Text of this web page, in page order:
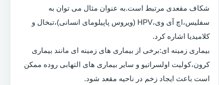
شکاف مقعدی مرتبط است.به عنوان مثال می توان به
سفلیس،اچ آی وی،HPV (ویروس پاپیلومای انسانی)،تبخال و
کلامیدیا اشاره کرد.
بیماری زمینه ای:برخی از بیماری های زمینه ای مانند بیماری
کرون،کولیت اولسراتیو و سایر بیماری های التهابی روده ممکن
است باعث ایجاد زخم در ناحیه مقعد شود.